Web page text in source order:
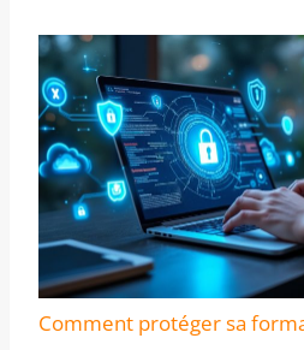
Comment protéger sa